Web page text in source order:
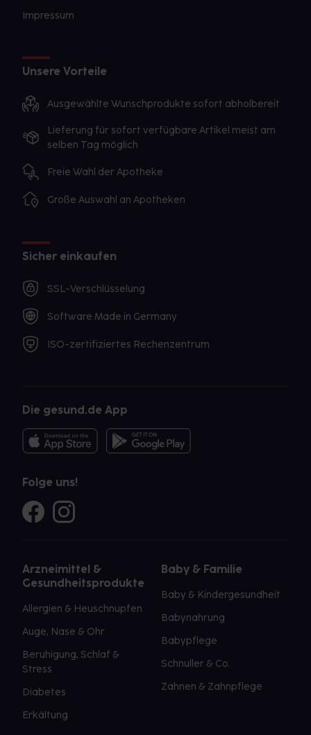
Impressum
Unsere Vorteile
Ausgewählte Wunschprodukte sofort abholbereit
Lieferung für sofort verfügbare Artikel meist am
selben Tag möglich
Freie Wahl der Apotheke
Große Auswahl an Apotheken
Sicher einkaufen
SSL-Verschlüsselung
Software Made in Germany
ISO-zertifiziertes Rechenzentrum
Die gesund.de App
Folge uns!
Arzneimittel &
Gesundheitsprodukte
Allergien & Heuschnupfen
Auge, Nase & Ohr
Beruhigung, Schlaf &
Stress
Diabetes
Erkältung
Baby & Familie
Baby & Kindergesundheit
Babynahrung
Babypflege
Schnuller & Co.
Zahnen & Zahnpflege